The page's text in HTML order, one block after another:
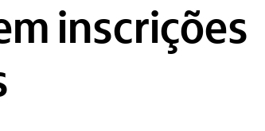
inscrições